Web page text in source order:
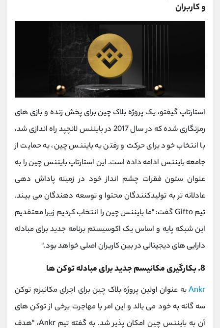
و کاربران
استارتاپ گیفتو، یک پروژه بلاک چین برای پخش زنده و بازی های
رمزنگاری شده که در سال 2017 در بایننس لانچپد راه اندازی شد،
با انتخاب خود برای حرکت و رفتن به بایننس چین، به حمایت از
جامعه بایننس ادامه داده است. این استارتاپ بایننس چین را به
عنوان ستون فقرات چشم انداز خود در زمینه پاداش دهی
عادلانه تر به تولیدکنندگان محتوا و توسعه دهندگان می بیند.
تیم Gifto گفت: "ما بایننس چین را انتخاب کردیم زیرا معتقدیم
این شبکه پایه و اساس یک اکوسیستم برنامه جدید برای مبادله
دارایی های دیجیتالی در بین کاربران اصلی خواهد بود."
8. بکارگیری مکانیسم جدید برای مبادله توکن ها
Ankrبه عنوان اولین پروژه بلاک چین برای اجرای مکانیزم توکن
سه گانه به خود می بالد و این امر با مهاجرت برخی از توکن های
آن به بایننس چین امکان پذیر شد. به گفته تیم Ankr، "هدف